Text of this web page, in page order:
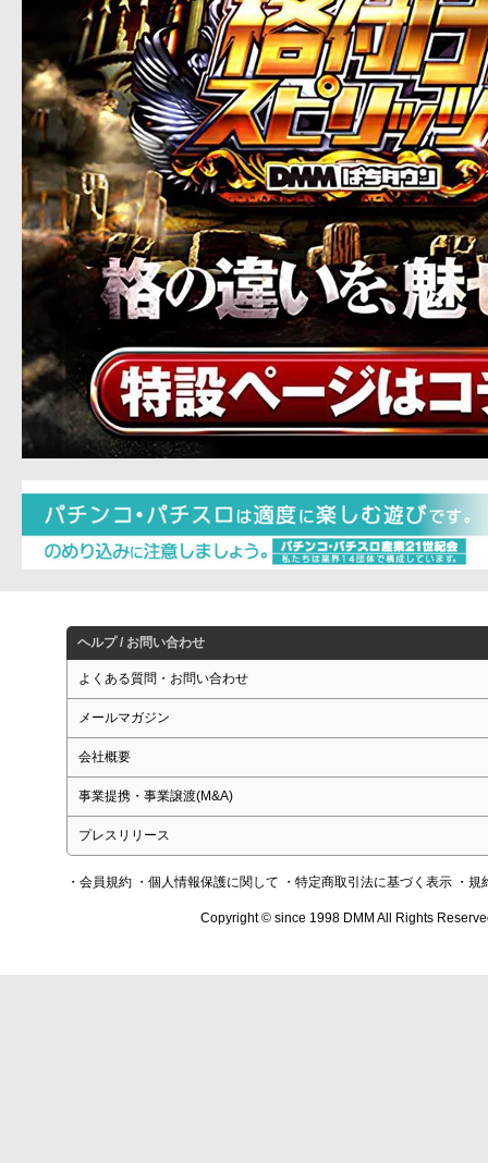
ヘルプ / お問い合わせ
よくある質問・お問い合わせ
メールマガジン
会社概要
事業提携・事業譲渡(M&A)
プレスリリース
・会員規約 ・個人情報保護に関して ・特定商取引法に基づく表示 ・規
Copyright © since 1998 DMM All Rights